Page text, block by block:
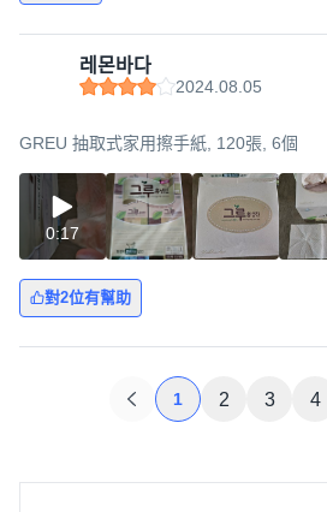
레몬바다
2024.08.05
GREU 抽取式家用擦手紙, 120張, 6個
0:17
對2位有幫助
1 2 3 4